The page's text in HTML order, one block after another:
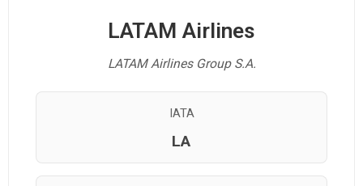
LATAM Airlines
LATAM Airlines Group S.A.
IATA
LA